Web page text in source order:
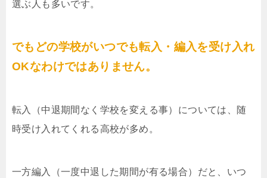
選ぶ人も多いです。
でもどの学校がいつでも転入・編入を受け入れ
OKなわけではありません。
転入（中退期間なく学校を変える事）については、随
時受け入れてくれる高校が多め。
一方編入（一度中退した期間が有る場合）だと、いつ